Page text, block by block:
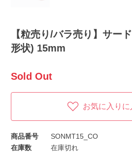
【粒売り/バラ売り】サー
形状) 15mm
Sold Out
お気に入りに
商品番号
SONMT15_CO
在庫数
在庫切れ